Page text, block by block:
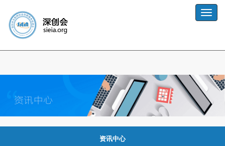
Toggle
资讯中心